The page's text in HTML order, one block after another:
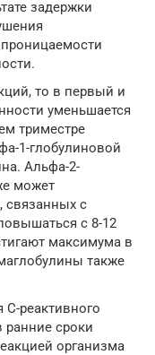
задержки
то в первый и
уменьшается
триместре
1-глобулиновой
Альфа-2-
может
связанных с
с 8-12
максимума в
также
реактивного
сроки
организма